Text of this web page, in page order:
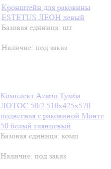
Кронштейн для раковины
ESTETUS ЛЕОН левый
Базовая единица: шт
Наличие: под заказ
Комплект Azario Тумба
ЛОТОС 50/2 510х425х570
подвесная с раковиной Монте
50 белый глянцевый
Базовая единица: комп
Наличие: под заказ